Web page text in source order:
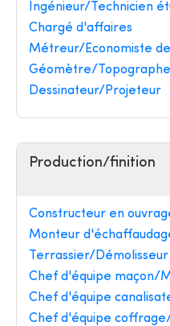
Ingénieur/Technicien
Chargé d'affaires
Métreur/Economiste
Géomètre/
Dessinateur/Projeteur
Production/finition
Constructeur en
Monteur
Terrassier/Démolisseur
Chef d'équipe maçon/
Chef d'équipe
Chef d'équipe